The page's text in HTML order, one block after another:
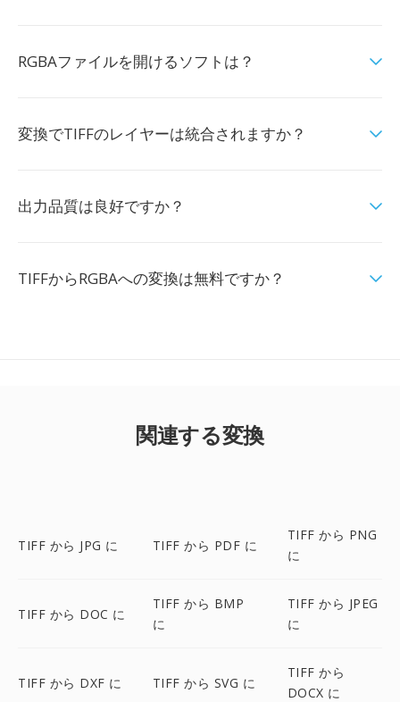
RGBAファイルを開けるソフトは？
変換でTIFFのレイヤーは統合されますか？
出力品質は良好ですか？
TIFFからRGBAへの変換は無料ですか？
関連する変換
TIFF から JPG に TIFF から PDF に
TIFF から PNG
に
TIFF から DOC に
TIFF から BMP
に
TIFF から JPEG
に
TIFF から DXF に TIFF から SVG に
TIFF から
DOCX に